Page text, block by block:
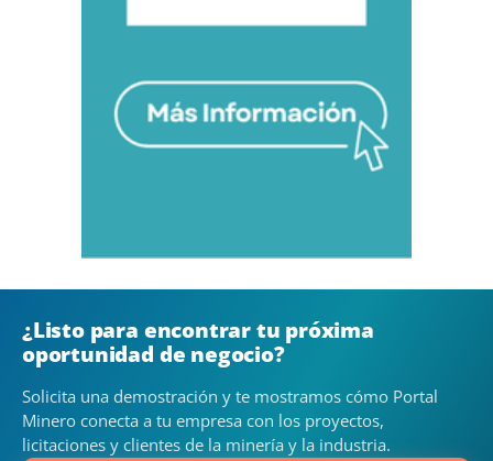
¿Listo para encontrar tu próxima
oportunidad de negocio?
Solicita una demostración y te mostramos cómo Portal
Minero conecta a tu empresa con los proyectos,
licitaciones y clientes de la minería y la industria.